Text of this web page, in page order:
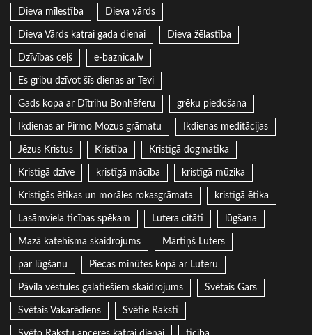
Dieva mīlestība Dieva vārds
Dieva Vārds katrai gada dienai Dieva žēlastība
Dzīvības ceļš e-baznica.lv
Es gribu dzīvot šīs dienas ar Tevi
Gads kopa ar Dītrihu Bonhēferu grēku piedošana
Ikdienas ar Pirmo Mozus grāmatu Ikdienas meditācijas
Jēzus Kristus Kristība Kristīgā dogmatika
Kristīgā dzīve kristīgā mācība kristīgā mūzika
Kristīgās ētikas un morāles rokasgrāmata kristīgā ētika
Lasāmviela ticības spēkam Lutera citāti lūgšana
Mazā katehisma skaidrojums Mārtiņš Luters
par lūgšanu Piecas minūtes kopā ar Luteru
Pāvila vēstules galatiešiem skaidrojums Svētais Gars
Svētais Vakarēdiens Svētie Raksti